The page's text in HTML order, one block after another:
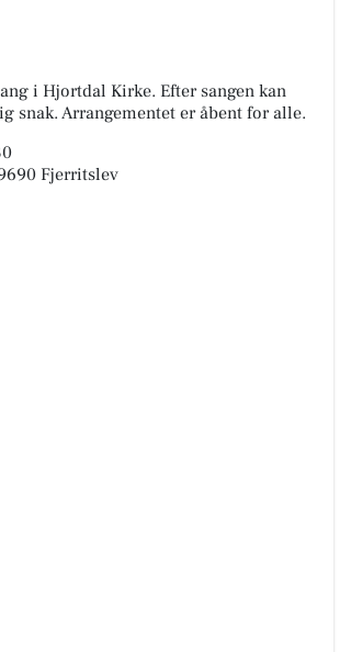
i Hjortdal Kirke. Efter sangen kan
snak. Arrangementet er åbent for alle.
Fjerritslev